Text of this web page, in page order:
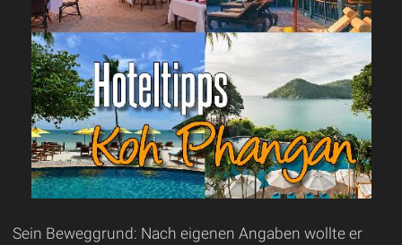
Sein Beweggrund: Nach eigenen Angaben wollte er